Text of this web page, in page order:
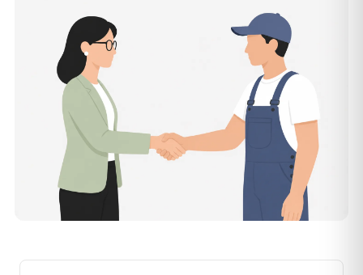
Wohnung in Illertissen?
Für eine durchschnittliche Wohnung mit rund 65 m² liegen
die Kosten in Illertissen bei etwa 1.840 €, das entspricht
im Schnitt rund 31,9 € je Quadratmeter. Zugänglichkeit
(Etage, Aufzug), Menge und Sperrmüllanteil verschieben
den Preis nach oben oder unten — den genauen
Festpreis nennt Ihnen der Entrümpler nach kurzer
Beschreibung.
Werden Entrümpelungen in Illertissen in Zukunft
teurer?
Seit 2020 verlief die Preisentwicklung in Illertissen fallend
(−10 %), mit dem bisherigen Höchststand im Jahr 2022.